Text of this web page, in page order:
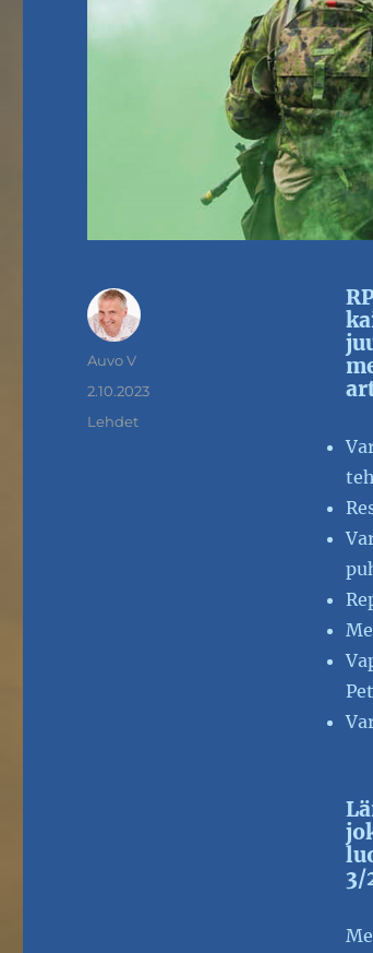
3/
Kirjoittaja
Auvo V
Julkaistu
2.10.2023
Kategoriat
Lehdet